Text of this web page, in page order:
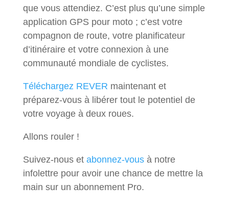
que vous attendiez. C’est plus qu’une simple
application GPS pour moto ; c’est votre
compagnon de route, votre planificateur
d’itinéraire et votre connexion à une
communauté mondiale de cyclistes.
Téléchargez REVER maintenant et
préparez-vous à libérer tout le potentiel de
votre voyage à deux roues.
Allons rouler !
Suivez-nous et abonnez-vousà notre
infolettre pour avoir une chance de mettre la
main sur un abonnement Pro.